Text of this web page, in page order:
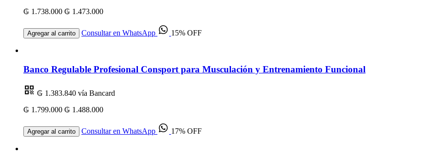
₲ 1.738.000 ₲ 1.473.000
Agregar al carrito Consultar en WhatsApp 15% OFF
Banco Regulable Profesional Consport para Musculación y Entrenamiento Funcional
₲ 1.383.840 vía Bancard
₲ 1.799.000 ₲ 1.488.000
Agregar al carrito Consultar en WhatsApp 17% OFF